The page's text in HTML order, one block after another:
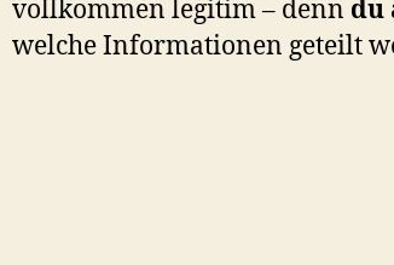
vollkommen legitim – denn du
welche Informationen geteilt